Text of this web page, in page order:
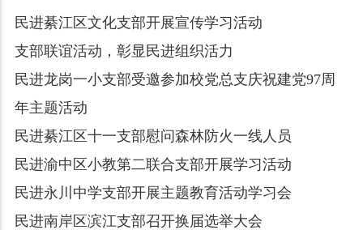
民进綦江区文化支部开展宣传学习活动
支部联谊活动，彰显民进组织活力
民进龙岗一小支部受邀参加校党总支庆祝建党97周
年主题活动
民进綦江区十一支部慰问森林防火一线人员
民进渝中区小教第二联合支部开展学习活动
民进永川中学支部开展主题教育活动学习会
民进南岸区滨江支部召开换届选举大会